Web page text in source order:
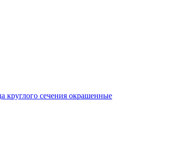
круглого сечения окрашенные